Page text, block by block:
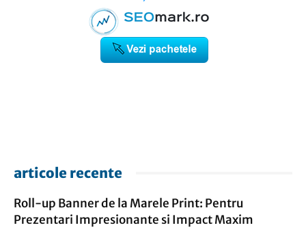
articole recente
Roll-up Banner de la Marele Print: Pentru
Prezentari Impresionante si Impact Maxim